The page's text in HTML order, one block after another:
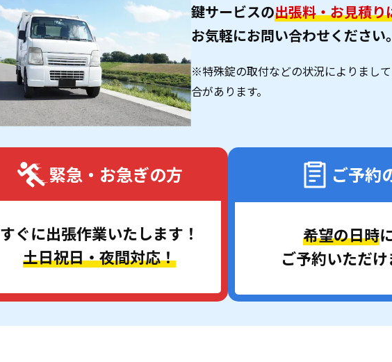
鍵サービスの出張料・お見積り
お気軽にお問い合わせください
※特殊錠の取付などの状況によりまし
合があります。
緊急・お急ぎの方
すぐに出張作業いたします！
土日祝日・夜間対応！
ご予約
希望の日時
ご予約いただ